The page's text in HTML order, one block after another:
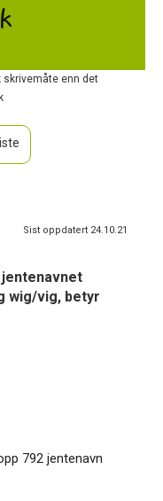
skrivemåte enn det
Sist oppdatert 24.10.21
wig/vig, betyr
792 jentenavn